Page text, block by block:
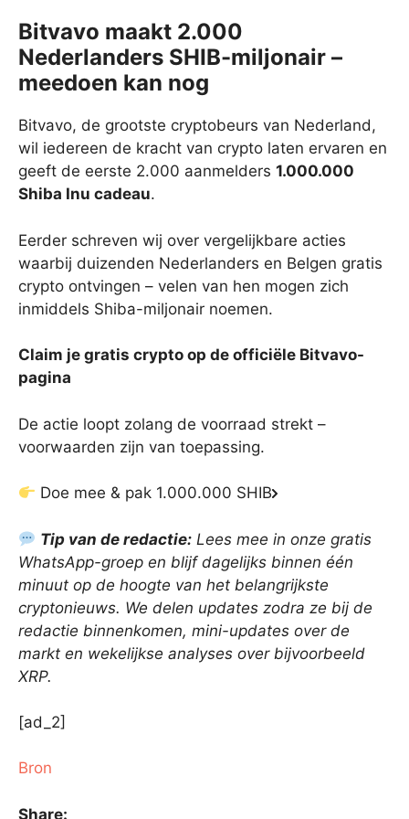
Bitvavo maakt 2.000
Nederlanders SHIB-miljonair –
meedoen kan nog
Bitvavo, de grootste cryptobeurs van Nederland,
wil iedereen de kracht van crypto laten ervaren en
geeft de eerste 2.000 aanmelders 1.000.000
Shiba Inu cadeau.
Eerder schreven wij over vergelijkbare acties
waarbij duizenden Nederlanders en Belgen gratis
crypto ontvingen – velen van hen mogen zich
inmiddels Shiba-miljonair noemen.
Claim je gratis crypto op de officiële Bitvavo-
pagina
De actie loopt zolang de voorraad strekt –
voorwaarden zijn van toepassing.
Doe mee & pak 1.000.000 SHIB
Tip van de redactie: Lees mee in onze gratis
WhatsApp-groep en blijf dagelijks binnen één
minuut op de hoogte van het belangrijkste
cryptonieuws. We delen updates zodra ze bij de
redactie binnenkomen, mini-updates over de
markt en wekelijkse analyses over bijvoorbeeld
XRP.
[ad_2]
Bron
Share: